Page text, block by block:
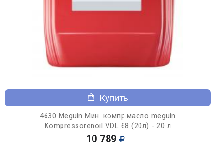
Купить
4630 Meguin Мин. компр.масло meguin
Kompressorenoil VDL 68 (20л) - 20 л
10 789